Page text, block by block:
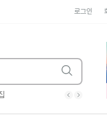
로그인
히가시노게이고